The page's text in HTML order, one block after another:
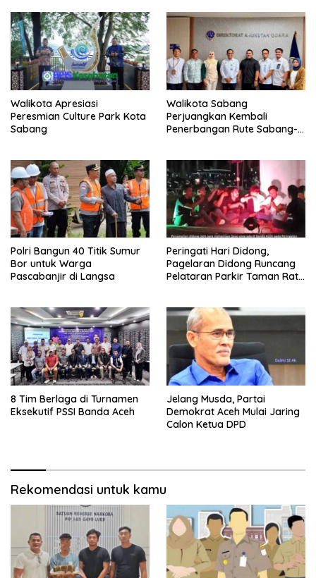
Walikota Apresiasi
Peresmian Culture Park Kota
Sabang
Walikota Sabang
Perjuangkan Kembali
Penerbangan Rute Sabang-
Polri Bangun 40 Titik Sumur
Bor untuk Warga
Pascabanjir di Langsa
Peringati Hari Didong,
Pagelaran Didong Runcang
Pelataran Parkir Taman Ratu
8 Tim Berlaga di Turnamen
Eksekutif PSSI Banda Aceh
Jelang Musda, Partai
Demokrat Aceh Mulai Jaring
Calon Ketua DPD
Rekomendasi untuk kamu